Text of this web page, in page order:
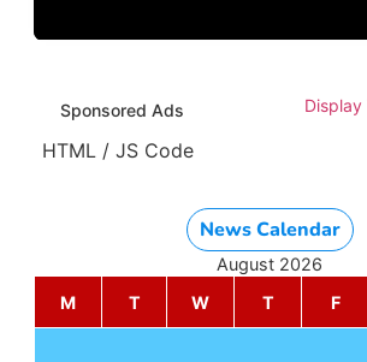
Sponsored Ads Display
HTML / JS Code
News Calendar
August 2026
M
T W T F